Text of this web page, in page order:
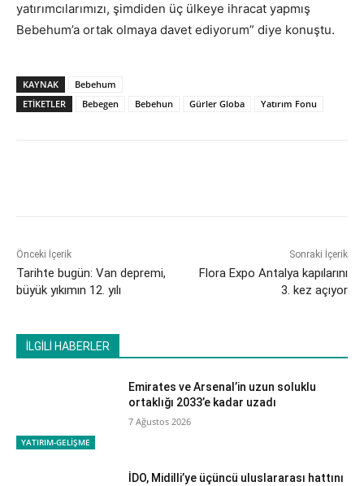
yatırımcılarımızı, şimdiden üç ülkeye ihracat yapmış
Bebehum’a ortak olmaya davet ediyorum” diye konuştu.
KAYNAK
Bebehum
ETİKETLER
Bebegen Bebehun Gürler Globa Yatırım Fonu
Önceki İçerik
Tarihte bugün: Van depremi,
büyük yıkımın 12. yılı
Sonraki İçerik
Flora Expo Antalya kapılarını
3. kez açıyor
İLGİLİ HABERLER
YATIRIM-GELİŞME
Emirates ve Arsenal’in uzun soluklu
ortaklığı 2033’e kadar uzadı
7 Ağustos 2026
İDO, Midilli’ye üçüncü uluslararası hattını